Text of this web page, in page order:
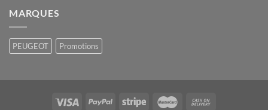
MARQUES
PEUGEOT Promotions